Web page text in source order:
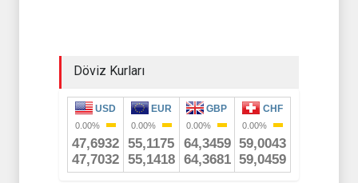
Döviz Kurları